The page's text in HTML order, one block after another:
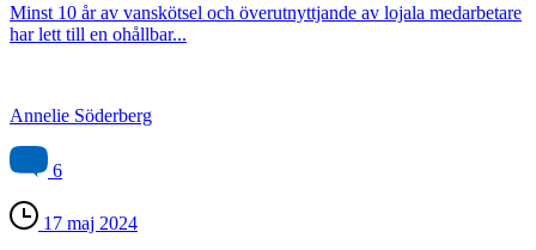
Minst 10 år av vanskötsel och överutnyttjande av lojala medarbetare
har lett till en ohållbar...
Annelie Söderberg
6
17 maj 2024